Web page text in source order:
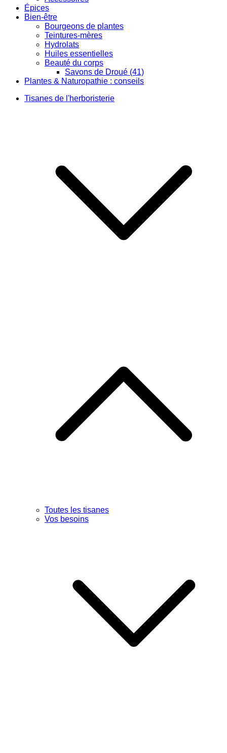
Épices
Bien-être
Bourgeons de plantes
Teintures-mères
Hydrolats
Huiles essentielles
Beauté du corps
Savons de Droué (41)
Plantes & Naturopathie : conseils
Tisanes de l'herboristerie
Toutes les tisanes
Vos besoins